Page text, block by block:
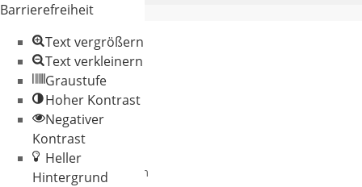
© 2026 Gemeinde
Oberschneiding
Datenschutz
Impressum
Barrierefreiheit
Text vergrößern
Text verkleinern
Graustufe
Hoher Kontrast
Negativer
Kontrast
Heller
Hintergrund